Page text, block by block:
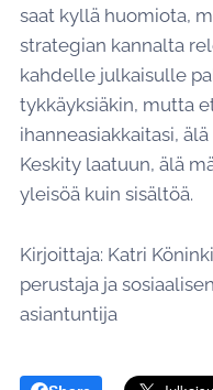
saat kyllä huomiota,
strategian kannalta
kahdelle julkaisulle
tykkäyksiäkin, mutta
ihanneasiakkaitasi,
Keskity laatuun, älä
yleisöä kuin sisältöä.
Kirjoittaja: Katri
perustaja ja
asiantuntija